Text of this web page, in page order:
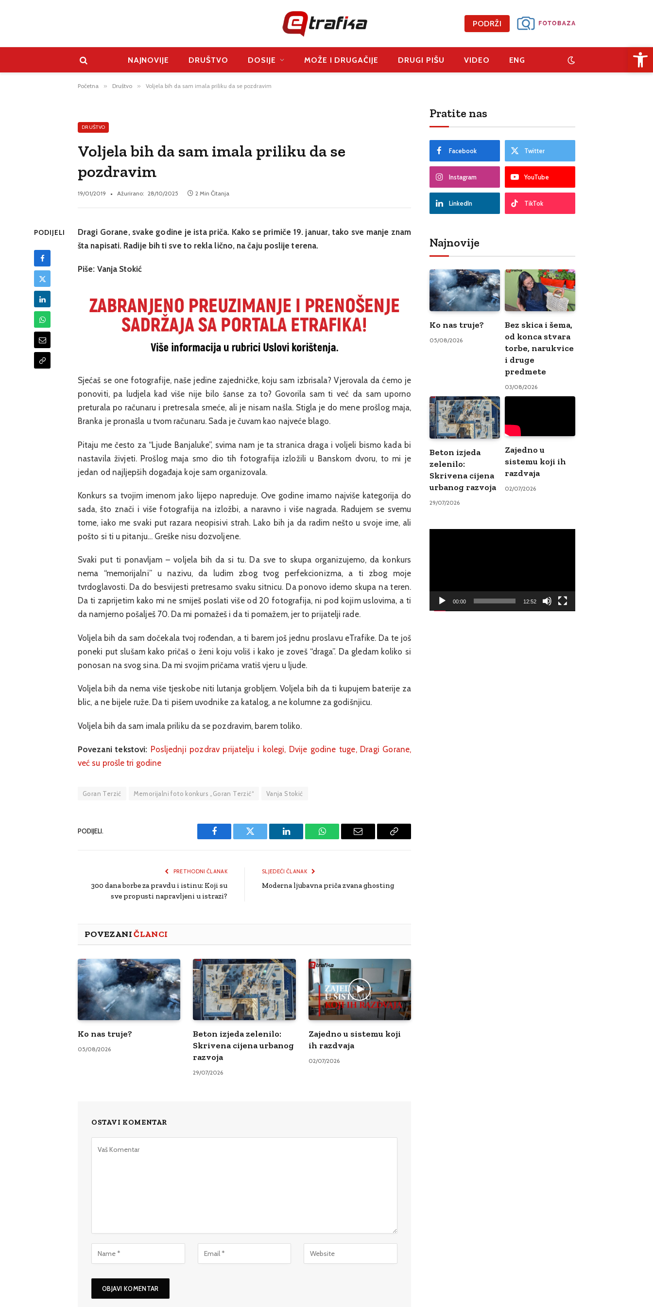
PODRŽI
NAJNOVIJE DRUŠTVO DOSIJE MOŽE I DRUGAČIJE DRUGI PIŠU VIDEO ENG
Početna » Društvo » Voljela bih da sam imala priliku da se pozdravim
DRUŠTVO
Voljela bih da sam imala priliku da se
pozdravim
19/01/2019 Ažurirano: 28/10/2025 2 Min Čitanja
PODIJELI
Dragi Gorane, svake godine je ista priča. Kako se primiče 19. januar, tako sve manje znam
šta napisati. Radije bih ti sve to rekla lično, na čaju poslije terena.
Piše: Vanja Stokić
Sjećaš se one fotografije, naše jedine zajedničke, koju sam izbrisala? Vjerovala da ćemo je
ponoviti, pa ludjela kad više nije bilo šanse za to? Govorila sam ti već da sam uporno
preturala po računaru i pretresala smeće, ali je nisam našla. Stigla je do mene prošlog maja,
Branka je pronašla u tvom računaru. Sada je čuvam kao najveće blago.
Pitaju me često za “Ljude Banjaluke”, svima nam je ta stranica draga i voljeli bismo kada bi
nastavila živjeti. Prošlog maja smo dio tih fotografija izložili u Banskom dvoru, to mi je
jedan od najljepših događaja koje sam organizovala.
Konkurs sa tvojim imenom jako lijepo napreduje. Ove godine imamo najviše kategorija do
sada, što znači i više fotografija na izložbi, a naravno i više nagrada. Radujem se svemu
tome, iako me svaki put razara neopisivi strah. Lako bih ja da radim nešto u svoje ime, ali
pošto si ti u pitanju… Greške nisu dozvoljene.
Svaki put ti ponavljam – voljela bih da si tu. Da sve to skupa organizujemo, da konkurs
nema “memorijalni” u nazivu, da ludim zbog tvog perfekcionizma, a ti zbog moje
tvrdoglavosti. Da do besvijesti pretresamo svaku sitnicu. Da ponovo idemo skupa na teren.
Da ti zaprijetim kako mi ne smiješ poslati više od 20 fotografija, ni pod kojim uslovima, a ti
da namjerno pošalješ 70. Da mi pomažeš i da ti pomažem, jer to prijatelji rade.
Voljela bih da sam dočekala tvoj rođendan, a ti barem još jednu proslavu eTrafike. Da te još
poneki put slušam kako pričaš o ženi koju voliš i kako je zoveš “draga”. Da gledam koliko si
ponosan na svog sina. Da mi svojim pričama vratiš vjeru u ljude.
Voljela bih da nema više tjeskobe niti lutanja grobljem. Voljela bih da ti kupujem baterije za
blic, a ne bijele ruže. Da ti pišem uvodnike za katalog, a ne kolumne za godišnjicu.
Voljela bih da sam imala priliku da se pozdravim, barem toliko.
Povezani tekstovi: Posljednji pozdrav prijatelju i kolegi, Dvije godine tuge, Dragi Gorane,
već su prošle tri godine
Goran Terzić Memorijalni foto konkurs „Goran Terzić“ Vanja Stokić
PODIJELI.
Facebook Twitter LinkedIn WhatsAppEmail
Copy
PRETHODNI ČLANAK
300 dana borbe za pravdu i istinu: Koji su
sve propusti napravljeni u istrazi?
SLJEDEĆI ČLANAK
Moderna ljubavna priča zvana ghosting
POVEZANIČLANCI
Ko nas truje?
05/08/2026
Beton izjeda zelenilo:
Skrivena cijena urbanog
razvoja
29/07/2026
Zajedno u sistemu koji
ih razdvaja
02/07/2026
OSTAVI KOMENTAR
Pratite nas
Facebook Twitter
Instagram YouTube
LinkedIn TikTok
Najnovije
Ko nas truje?
05/08/2026
Bez skica i šema,
od konca stvara
torbe, narukvice
i druge
predmete
03/08/2026
Beton izjeda
zelenilo:
Skrivena cijena
urbanog razvoja
29/07/2026
Zajedno u
sistemu koji ih
razdvaja
02/07/2026
00:00 12:52